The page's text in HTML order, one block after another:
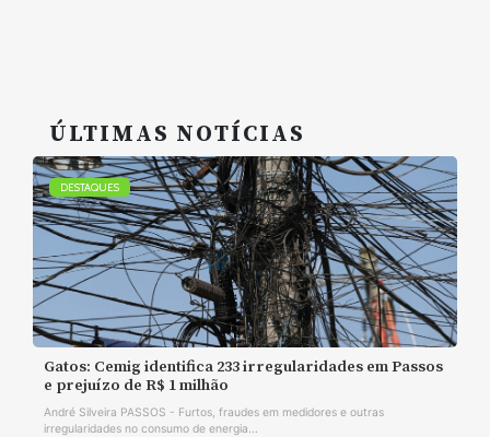
ÚLTIMAS NOTÍCIAS
DESTAQUES
Gatos: Cemig identifica 233 irregularidades em Passos
e prejuízo de R$ 1 milhão
André Silveira PASSOS - Furtos, fraudes em medidores e outras
irregularidades no consumo de energia...